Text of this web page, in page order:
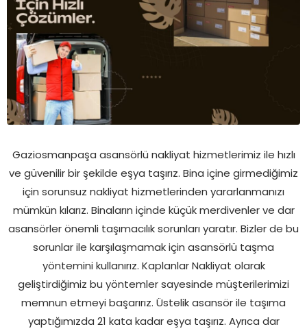
Gaziosmanpaşa asansörlü nakliyat hizmetlerimiz ile hızlı
ve güvenilir bir şekilde eşya taşırız. Bina içine girmediğimiz
için sorunsuz nakliyat hizmetlerinden yararlanmanızı
mümkün kılarız. Binaların içinde küçük merdivenler ve dar
asansörler önemli taşımacılık sorunları yaratır. Bizler de bu
sorunlar ile karşılaşmamak için asansörlü taşma
yöntemini kullanırız. Kaplanlar Nakliyat olarak
geliştirdiğimiz bu yöntemler sayesinde müşterilerimizi
memnun etmeyi başarırız. Üstelik asansör ile taşıma
yaptığımızda 21 kata kadar eşya taşırız. Ayrıca dar